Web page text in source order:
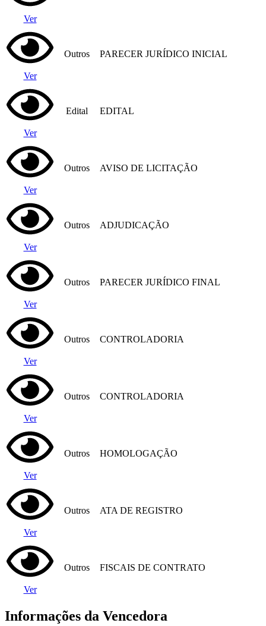
Ver
Ver
Outros PARECER JURÍDICO INICIAL
Ver
Edital EDITAL
Ver
Outros AVISO DE LICITAÇÃO
Ver
Outros ADJUDICAÇÃO
Ver
Outros PARECER JURÍDICO FINAL
Ver
Outros CONTROLADORIA
Ver
Outros CONTROLADORIA
Ver
Outros HOMOLOGAÇÃO
Ver
Outros ATA DE REGISTRO
Ver
Outros FISCAIS DE CONTRATO
Informações da Vencedora